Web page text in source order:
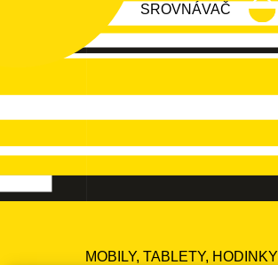
SROVNÁVAČ
MOBILY, TABLETY, HODINKY